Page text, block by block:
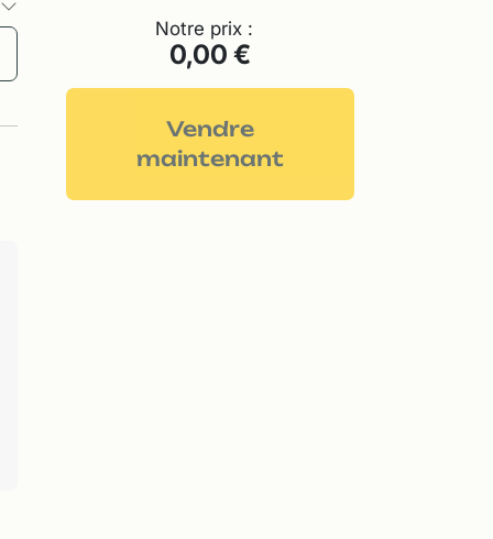
Notre prix :
0,00 €
Vendre
maintenant